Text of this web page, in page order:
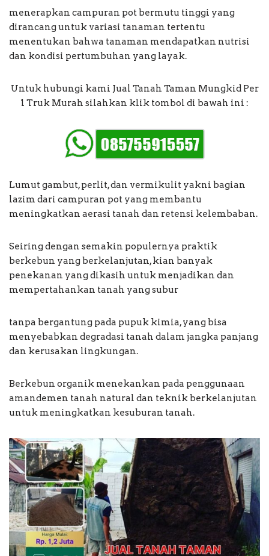
menerapkan campuran pot bermutu tinggi yang
dirancang untuk variasi tanaman tertentu
menentukan bahwa tanaman mendapatkan nutrisi
dan kondisi pertumbuhan yang layak.
Untuk hubungi kami Jual Tanah Taman Mungkid Per
1 Truk Murah silahkan klik tombol di bawah ini :
Lumut gambut, perlit, dan vermikulit yakni bagian
lazim dari campuran pot yang membantu
meningkatkan aerasi tanah dan retensi kelembaban.
Seiring dengan semakin populernya praktik
berkebun yang berkelanjutan, kian banyak
penekanan yang dikasih untuk menjadikan dan
mempertahankan tanah yang subur
tanpa bergantung pada pupuk kimia, yang bisa
menyebabkan degradasi tanah dalam jangka panjang
dan kerusakan lingkungan.
Berkebun organik menekankan pada penggunaan
amandemen tanah natural dan teknik berkelanjutan
untuk meningkatkan kesuburan tanah.